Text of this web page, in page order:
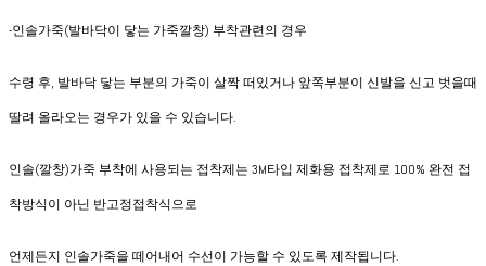
-인솔가죽(발바닥이 닿는 가죽깔창) 부착관련의 경우
수령 후, 발바닥 닿는 부분의 가죽이 살짝 떠있거나 앞쪽부분이 신발을 신고 벗을때
딸려 올라오는 경우가 있을 수 있습니다.
인솔(깔창)가죽 부착에 사용되는 접착제는 3M타입 제화용 접착제로 100% 완전 접
착방식이 아닌 반고정접착식으로
언제든지 인솔가죽을 떼어내어 수선이 가능할 수 있도록 제작됩니다.